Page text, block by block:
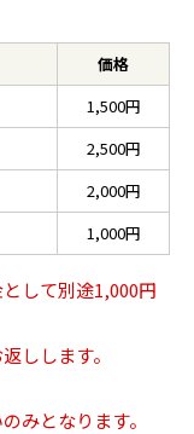
価格
1,500円
2,500円
2,000円
1,000円
して別途1,000円
しします。
みとなります。